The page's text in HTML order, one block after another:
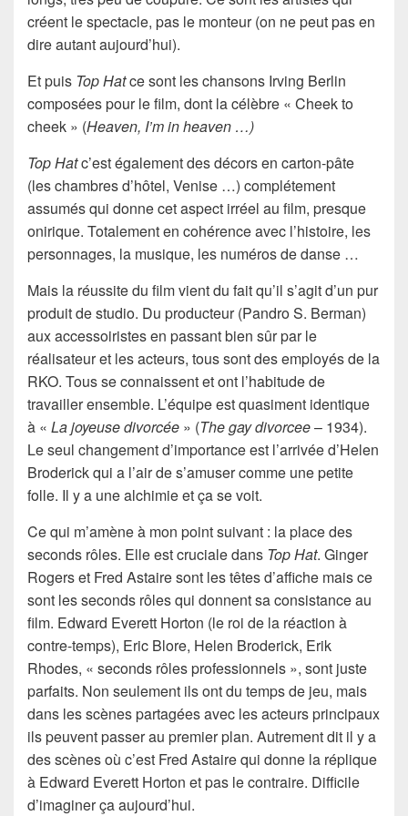
créent le spectacle, pas le monteur (on ne peut pas en
dire autant aujourd’hui).
Et puis Top Hatce sont les chansons Irving Berlin
composées pour le film, dont la célèbre « Cheek to
cheek » (Heaven, I’m in heaven …)
Top Hatc’est également des décors en carton-pâte
(les chambres d’hôtel, Venise …) complétement
assumés qui donne cet aspect irréel au film, presque
onirique. Totalement en cohérence avec l’histoire, les
personnages, la musique, les numéros de danse …
Mais la réussite du film vient du fait qu’il s’agit d’un pur
produit de studio. Du producteur (Pandro S. Berman)
aux accessoiristes en passant bien sûr par le
réalisateur et les acteurs, tous sont des employés de la
RKO. Tous se connaissent et ont l’habitude de
travailler ensemble. L’équipe est quasiment identique
à « La joyeuse divorcée » (The gay divorcee– 1934).
Le seul changement d’importance est l’arrivée d’Helen
Broderick qui a l’air de s’amuser comme une petite
folle. Il y a une alchimie et ça se voit.
Ce qui m’amène à mon point suivant : la place des
seconds rôles. Elle est cruciale dans Top Hat. Ginger
Rogers et Fred Astaire sont les têtes d’affiche mais ce
sont les seconds rôles qui donnent sa consistance au
film. Edward Everett Horton (le roi de la réaction à
contre-temps), Eric Blore, Helen Broderick, Erik
Rhodes, « seconds rôles professionnels », sont juste
parfaits. Non seulement ils ont du temps de jeu, mais
dans les scènes partagées avec les acteurs principaux
ils peuvent passer au premier plan. Autrement dit il y a
des scènes où c’est Fred Astaire qui donne la réplique
à Edward Everett Horton et pas le contraire. Difficile
d’imaginer ça aujourd’hui.